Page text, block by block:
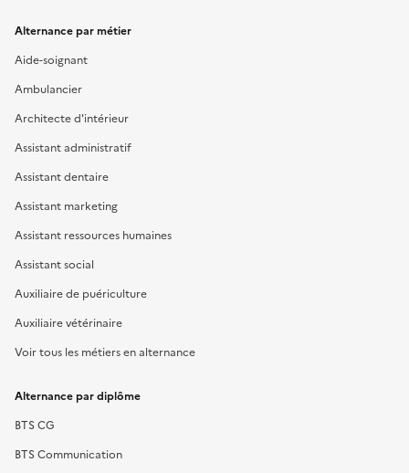
Alternance par métier
Aide-soignant
Ambulancier
Architecte d'intérieur
Assistant administratif
Assistant dentaire
Assistant marketing
Assistant ressources humaines
Assistant social
Auxiliaire de puériculture
Auxiliaire vétérinaire
Voir tous les métiers en alternance
Alternance par diplôme
BTS CG
BTS Communication